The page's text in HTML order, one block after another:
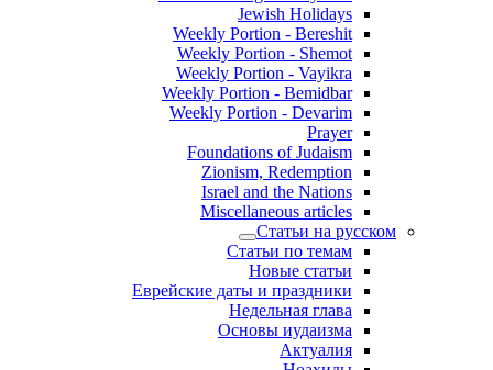
Jewish Holidays
Weekly Portion - Bereshit
Weekly Portion - Shemot
Weekly Portion - Vayikra
Weekly Portion - Bemidbar
Weekly Portion - Devarim
Prayer
Foundations of Judaism
Zionism, Redemption
Israel and the Nations
Miscellaneous articles
Статьи на русском
Статьи по темам
Новые статьи
Еврейские даты и праздники
Недельная глава
Основы иудаизма
Актуалия